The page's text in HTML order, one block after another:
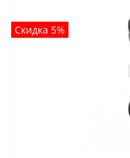
Скидка 5%